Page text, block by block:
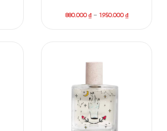
880.000₫– 1.950.000₫